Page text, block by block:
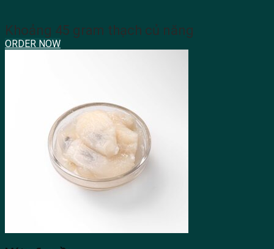
Khoảng 45 gram thạch củ năng
ORDER NOW